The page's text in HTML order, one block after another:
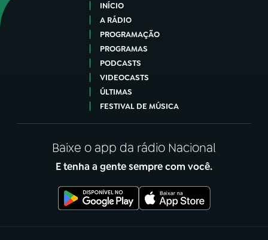
INÍCIO
A RÁDIO
PROGRAMAÇÃO
PROGRAMAS
PODCASTS
VIDEOCASTS
ÚLTIMAS
FESTIVAL DE MÚSICA
Baixe o app da rádio Nacional
E tenha a gente sempre com você.